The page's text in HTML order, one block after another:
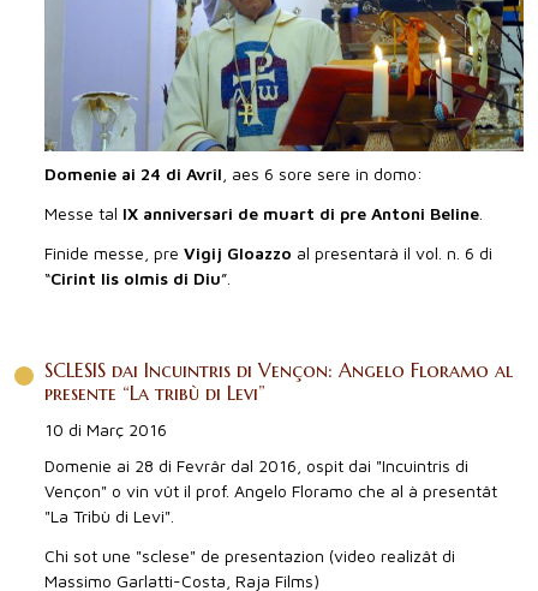
Domenie ai 24 di Avrîl, aes 6 sore sere in domo:
Messe tal IX anniversari de muart di pre Antoni Beline.
Finide messe, pre Vigij Gloazzo al presentarà il vol. n. 6 di
“Cirint lis olmis di Diu”.
SCLESIS dai Incuintris di Vençon: Angelo Floramo al
presente “La tribù di Levi”
10 di Març 2016
Domenie ai 28 di Fevrâr dal 2016, ospit dai "Incuintris di
Vençon" o vin vût il prof. Angelo Floramo che al à presentât
"La Tribù di Levi".
Chi sot une "sclese" de presentazion (video realizât di
Massimo Garlatti-Costa, Raja Films)